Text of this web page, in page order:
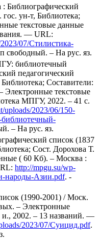
: Библиографический
ун-т, Библиотека;
текстовые данные
— URL:
07/Стилистика-
свободный. – На рус. яз.
библиотечный
педагогический
Составители:
текстовые
МПГУ, 2022. – 41 с.
uploads/2023/06/150-
– На рус. яз.
список (1837
Сост. Дорохова Т.
( 60 Кб). – Москва :
http://mpgu.su/wp-
народы-Азии.pdf. -
(1990-2001) / Моск.
– Электронные
и., 2002. – 13 названий. —
2023/07/Суицид.pdf.